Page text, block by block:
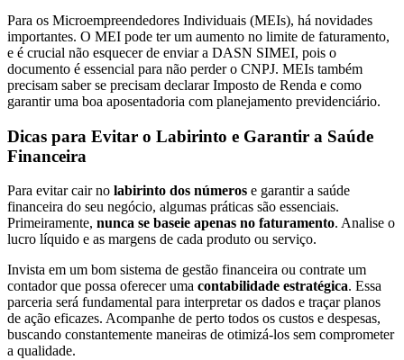
Para os Microempreendedores Individuais (MEIs), há novidades
importantes. O MEI pode ter um aumento no limite de faturamento,
e é crucial não esquecer de enviar a DASN SIMEI, pois o
documento é essencial para não perder o CNPJ. MEIs também
precisam saber se precisam declarar Imposto de Renda e como
garantir uma boa aposentadoria com planejamento previdenciário.
Dicas para Evitar o Labirinto e Garantir a Saúde
Financeira
Para evitar cair no labirinto dos números e garantir a saúde
financeira do seu negócio, algumas práticas são essenciais.
Primeiramente, nunca se baseie apenas no faturamento. Analise o
lucro líquido e as margens de cada produto ou serviço.
Invista em um bom sistema de gestão financeira ou contrate um
contador que possa oferecer uma contabilidade estratégica. Essa
parceria será fundamental para interpretar os dados e traçar planos
de ação eficazes. Acompanhe de perto todos os custos e despesas,
buscando constantemente maneiras de otimizá-los sem comprometer
a qualidade.